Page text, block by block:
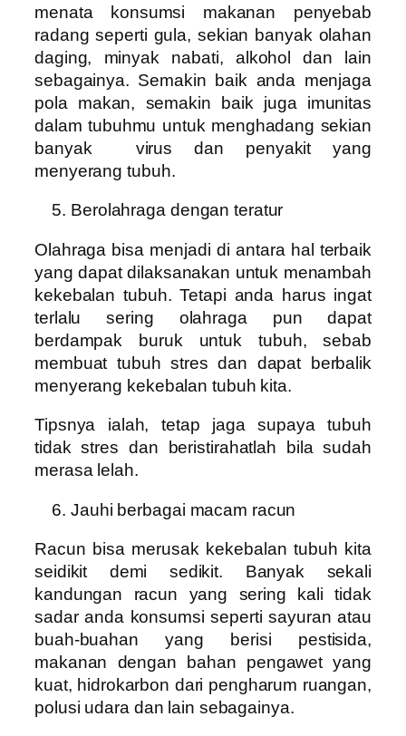
menata konsumsi makanan penyebab
radang seperti gula, sekian banyak olahan
daging, minyak nabati, alkohol dan lain
sebagainya. Semakin baik anda menjaga
pola makan, semakin baik juga imunitas
dalam tubuhmu untuk menghadang sekian
banyak virus dan penyakit yang
menyerang tubuh.
Berolahraga dengan teratur
Olahraga bisa menjadi di antara hal terbaik
yang dapat dilaksanakan untuk menambah
kekebalan tubuh. Tetapi anda harus ingat
terlalu sering olahraga pun dapat
berdampak buruk untuk tubuh, sebab
membuat tubuh stres dan dapat berbalik
menyerang kekebalan tubuh kita.
Tipsnya ialah, tetap jaga supaya tubuh
tidak stres dan beristirahatlah bila sudah
merasa lelah.
Jauhi berbagai macam racun
Racun bisa merusak kekebalan tubuh kita
seidikit demi sedikit. Banyak sekali
kandungan racun yang sering kali tidak
sadar anda konsumsi seperti sayuran atau
buah-buahan yang berisi pestisida,
makanan dengan bahan pengawet yang
kuat, hidrokarbon dari pengharum ruangan,
polusi udara dan lain sebagainya.